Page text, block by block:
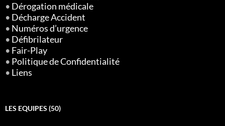
• Dérogation médicale
• Décharge Accident
• Numéros d’urgence
• Défibrilateur
• Fair-Play
• Politique de Confidentialité
• Liens
LES EQUIPES (50)